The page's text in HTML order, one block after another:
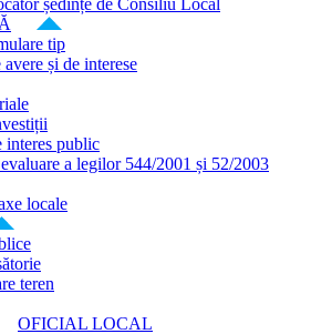
ședințe de Consiliu Local
tip
și de interese
interes public
a legilor 544/2001 și 52/2003
locale
teren
OFICIAL LOCAL